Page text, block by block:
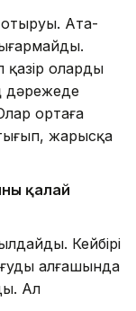
отыруы. Ата-
қазір оларды
дәрежеде
ортаға
жарысқа
қалай
Кейбірі
алғашында
Ал